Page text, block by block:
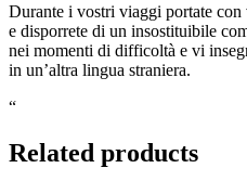
Durante i vostri viaggi portate
e disporrete di un insostituibile
nei momenti di difficoltà e vi
in un’altra lingua straniera.
“
Related products